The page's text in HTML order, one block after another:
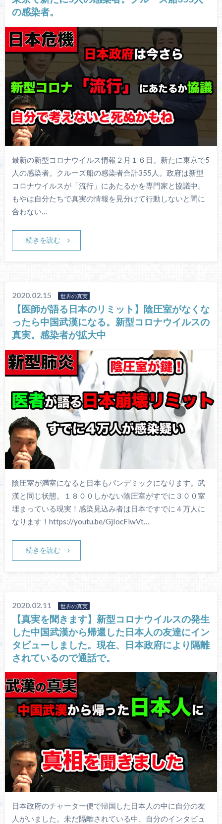
の感染者。
最新の新型コロナウイルス情報２月１６日。新たに東京で5
人の感染者。クルーズ船の感染者合計355人。政府は新型
コロナウイルスが「流行」にあたるかを専門家と協議中。
もやは自分たちで真実の情報を見分けて行動しないと間に
合わない…
続きを読む
2020.02.15 世界の真実
【医師が語る日本のリミット】陰圧室がなくな
ったら中国武漢になる。新型コロナウイルスの
真実。感染者が拡大中
陰圧室が満室になると日本もパンデミックになります。武
漢と同じ状態。１８００しかない陰圧室がすでに３００室
埋まっている現実！感染見込み者は日本ですでに４万人に
なります！https://youtu.be/GjIocFlwVt…
続きを読む
2020.02.11 世界の真実
【真実を聞きます】新型コロナウイルスの発生
した中国武漢から帰還した日本人の友達にイン
タビューしました。現在、日本政府により隔離
されているので通話で。
日本政府のチャーター便で帰国した日本人の中に自分の友
人がいました。未だ隔離されている中、自分のインタビュ